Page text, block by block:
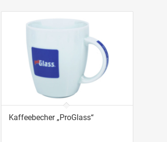
Kaffeebecher „ProGlass“